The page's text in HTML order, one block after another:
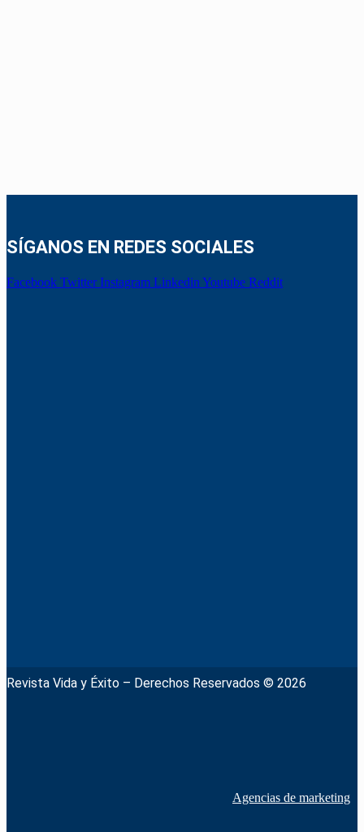
SÍGANOS EN REDES SOCIALES
Facebook Twitter Instagram Linkedin Youtube Reddit
Revista Vida y Éxito – Derechos Reservados © 2026
Agencias de marketing